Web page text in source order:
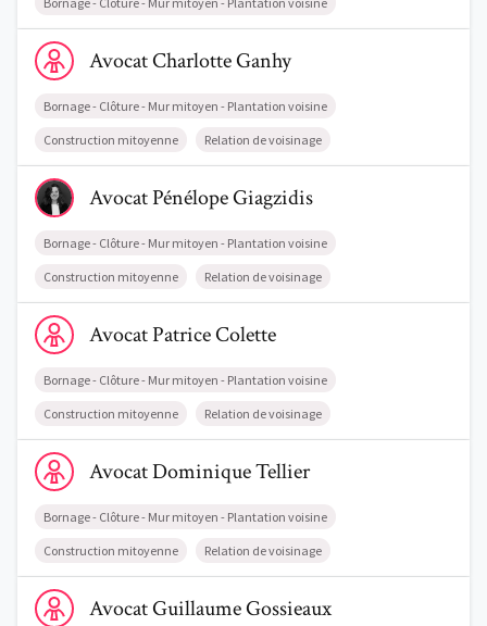
Trouve un avocat
Blog
Comment nous vous aidons
Qui sommes-nous
Une start-up 100% indépendante
Voir le profil de AvocatCharlotte Ganhy
AvocatCharlotteGanhy
Bornage - Clôture - Mur mitoyen - Plantation voisine
Construction mitoyenne Relation de voisinage
Voir le profil de AvocatPénélope Giagzidis
AvocatPénélopeGiagzidis
Bornage - Clôture - Mur mitoyen - Plantation voisine
Construction mitoyenne Relation de voisinage
Voir le profil de AvocatPatrice Colette
AvocatPatriceColette
Bornage - Clôture - Mur mitoyen - Plantation voisine
Construction mitoyenne Relation de voisinage
Voir le profil de AvocatDominique Tellier
AvocatDominiqueTellier
Bornage - Clôture - Mur mitoyen - Plantation voisine
Construction mitoyenne Relation de voisinage
Voir le profil de AvocatGuillaume Gossieaux
AvocatGuillaumeGossieaux